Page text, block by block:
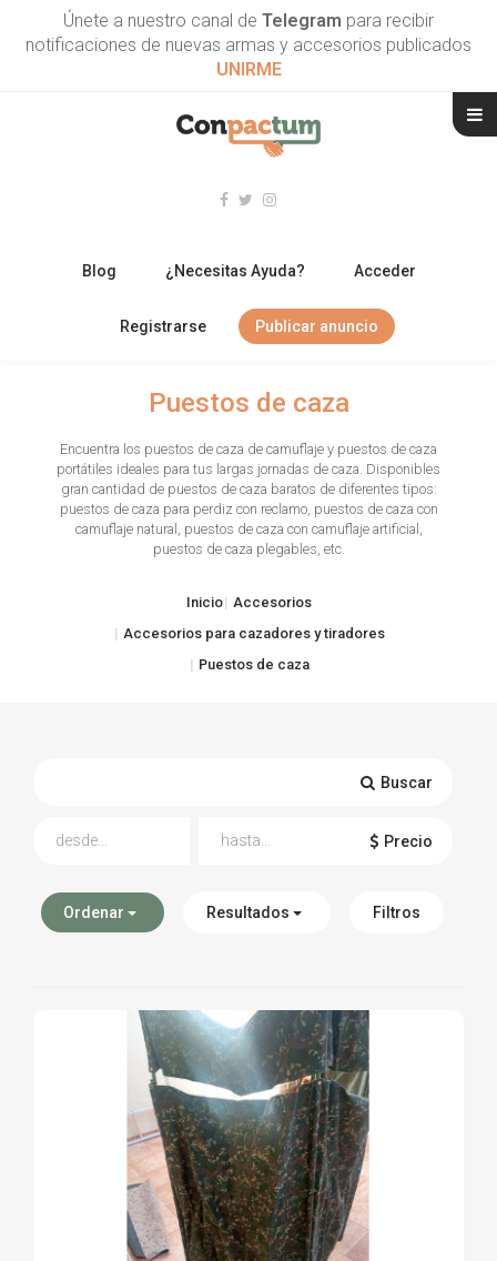
Únete a nuestro canal de Telegram para recibir
notificaciones de nuevas armas y accesorios publicados
UNIRME
Blog ¿Necesitas Ayuda? Acceder
Registrarse Publicar anuncio
ARMAS CORTAS
TIRO Y COMPETICIÓN
OTRAS ARMAS
Puestos de caza
Encuentra los puestos de caza de camuflaje y puestos de caza
portátiles ideales para tus largas jornadas de caza. Disponibles
gran cantidad de puestos de caza baratos de diferentes tipos:
puestos de caza para perdiz con reclamo, puestos de caza con
camuflaje natural, puestos de caza con camuflaje artificial,
puestos de caza plegables, etc.
Inicio
Accesorios
Accesorios para cazadores y tiradores
Puestos de caza
Buscar
Precio
Ordenar Resultados Filtros